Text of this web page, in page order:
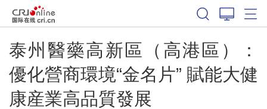
泰州醫藥高新區（高港區）：
優化營商環境“金名片” 賦能大健
康産業高品質發展